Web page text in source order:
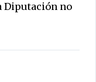
Diputación no